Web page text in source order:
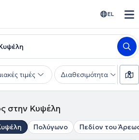
EL
τιμές Διαθεσιμότητα
στην Κυψέλη
Πολύγωνο Πεδίον του